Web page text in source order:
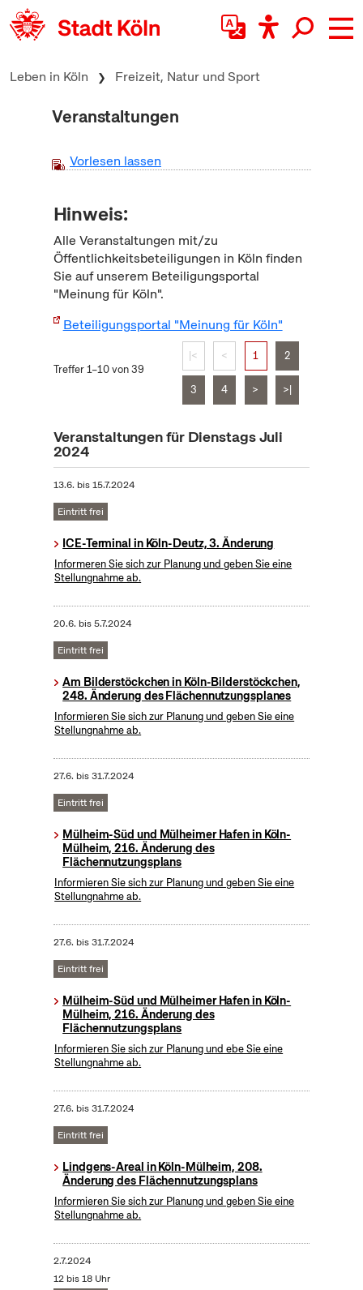
zum Inhalt springen
Leben in Köln Freizeit, Natur und Sport
Veranstaltungen
Vorlesen lassen
Hinweis:
Alle Veranstaltungen mit/zu
Öffentlichkeitsbeteiligungen in Köln finden
Sie auf unserem Beteiligungsportal
"Meinung für Köln".
Beteiligungsportal "Meinung für Köln"
Treffer 1–10 von 39
|< < 1 2
3 4 > >|
Veranstaltungen für Dienstags Juli
2024
13.6. bis15.7.2024
Eintritt frei
ICE-Terminal in Köln-Deutz, 3. Änderung
Informeren Sie sich zur Planung und geben Sie eine
Stellungnahme ab.
20.6. bis5.7.2024
Eintritt frei
Am Bilderstöckchen in Köln-Bilderstöckchen,
248. Änderung des Flächennutzungsplanes
Informieren Sie sich zur Planung und geben Sie eine
Stellungnahme ab.
27.6. bis31.7.2024
Eintritt frei
Mülheim-Süd und Mülheimer Hafen in Köln-
Mülheim, 216. Änderung des
Flächennutzungsplans
Informieren Sie sich zur Planung und geben Sie eine
Stellungnahme ab.
27.6. bis31.7.2024
Eintritt frei
Mülheim-Süd und Mülheimer Hafen in Köln-
Mülheim, 216. Änderung des
Flächennutzungsplans
Informieren Sie sich zur Planung und ebe Sie eine
Stellungnahme ab.
27.6. bis31.7.2024
Eintritt frei
Lindgens-Areal in Köln-Mülheim, 208.
Änderung des Flächennutzungsplans
Informieren Sie sich zur Planung und geben Sie eine
Stellungnahme ab.
2.7.2024
12 bis 18 Uhr